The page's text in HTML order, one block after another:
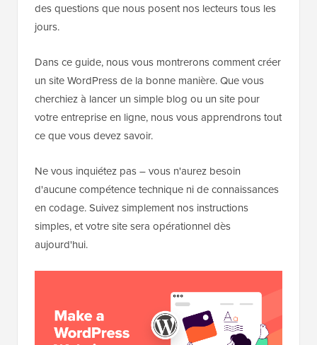
des questions que nous posent nos lecteurs tous les
jours.
Dans ce guide, nous vous montrerons comment créer
un site WordPress de la bonne manière. Que vous
cherchiez à lancer un simple blog ou un site pour
votre entreprise en ligne, nous vous apprendrons tout
ce que vous devez savoir.
Ne vous inquiétez pas – vous n'aurez besoin
d'aucune compétence technique ni de connaissances
en codage. Suivez simplement nos instructions
simples, et votre site sera opérationnel dès
aujourd'hui.